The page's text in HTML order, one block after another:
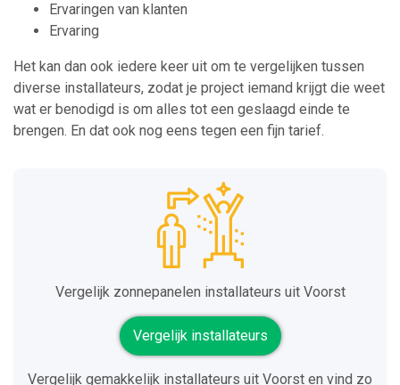
Ervaringen van klanten
Ervaring
Het kan dan ook iedere keer uit om te vergelijken tussen
diverse installateurs, zodat je project iemand krijgt die weet
wat er benodigd is om alles tot een geslaagd einde te
brengen. En dat ook nog eens tegen een fijn tarief.
Vergelijk zonnepanelen installateurs uit Voorst
Vergelijk installateurs
Vergelijk gemakkelijk installateurs uit Voorst en vind zo